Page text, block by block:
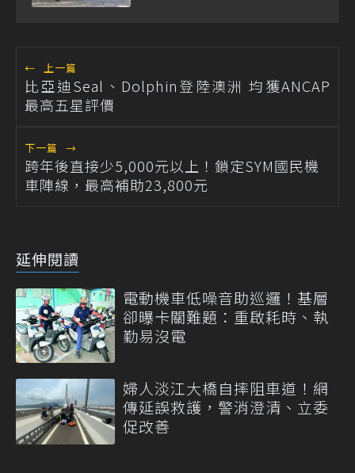
← 上一篇
比亞迪Seal、Dolphin登陸澳洲 均獲ANCAP
最高五星評價
下一篇 →
跨年後直接少5,000元以上！鎖定SYM國民機
車陣線，最高補助23,800元
延伸閱讀
電動機車低噪音助巡邏！基層
卻曝卡關難題：重啟耗時、執
勤易沒電
婦人淡江大橋自摔阻車道！網
傳延誤救護，警消澄清、立委
促改善